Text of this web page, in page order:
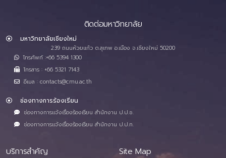
ติดต่อมหาวิทยาลัย
มหาวิทยาลัยเชียงใหม่
239 ถนนห้วยแก้ว ต.สุเทพ อ.เมือง จ.เชียงใหม่ 50200
โทรศัพท์ :+66 5394 1300
โทรสาร : +66 5321 7143
อีเมล : contacts@cmu.ac.th
ช่องทางการร้องเรียน
ช่องทางการแจ้งเรื่องร้องเรียน สำนักงาน ป.ป.ช.
ช่องทางการแจ้งเรื่องร้องเรียน สำนักงาน ป.ป.ท.
บริการสำคัญ Site Map